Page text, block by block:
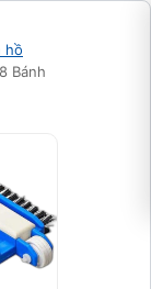
hồ
Bánh